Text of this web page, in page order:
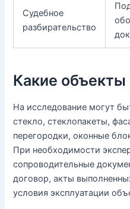
Судебное
разбирательство
Какие объекты
На исследование могут
стекло, стеклопакеты,
перегородки, оконные
При необходимости
сопроводительные
договор, акты
условия эксплуатации